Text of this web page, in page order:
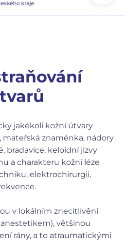
jakékoli kožní útvary
mateřská znaménka, nádory
bradavice, keloidní jizvy
a charakteru kožní léze
elektrochirurgii,
v lokálním znecitlivění
většinou
rány, a to atraumatickými